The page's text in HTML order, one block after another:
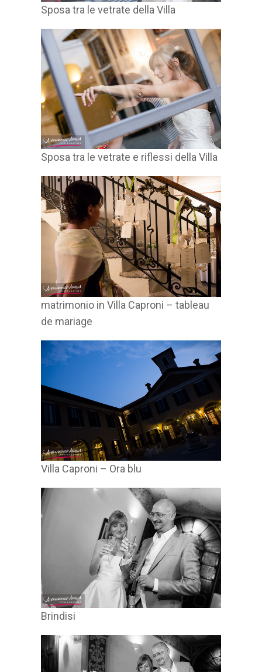
Sposa tra le vetrate della Villa
Sposa tra le vetrate e riflessi della Villa
matrimonio in Villa Caproni – tableau
de mariage
Villa Caproni – Ora blu
Brindisi